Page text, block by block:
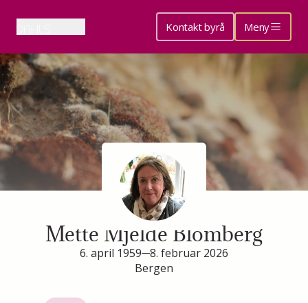
Kontakt byrå Meny
Minneside for
Mette Mjelde Blomberg
6. april 1959 8. februar 2026
Bergen